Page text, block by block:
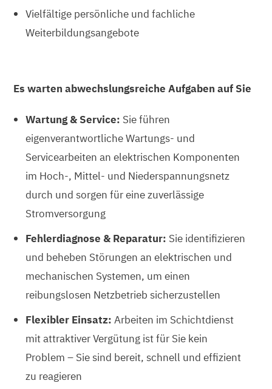
Vielfältige persönliche und fachliche
Weiterbildungsangebote
Es warten abwechslungsreiche Aufgaben auf Sie
Wartung & Service: Sie führen
eigenverantwortliche Wartungs- und
Servicearbeiten an elektrischen Komponenten
im Hoch-, Mittel- und Niederspannungsnetz
durch und sorgen für eine zuverlässige
Stromversorgung
Fehlerdiagnose & Reparatur: Sie identifizieren
und beheben Störungen an elektrischen und
mechanischen Systemen, um einen
reibungslosen Netzbetrieb sicherzustellen
Flexibler Einsatz:Arbeiten im Schichtdienst
mit attraktiver Vergütung ist für Sie kein
Problem – Sie sind bereit, schnell und effizient
zu reagieren